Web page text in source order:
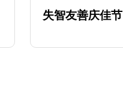
失智友善庆佳节